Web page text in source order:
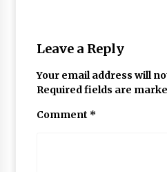
Leave a Reply
Your email address will
Required fields are
Comment *